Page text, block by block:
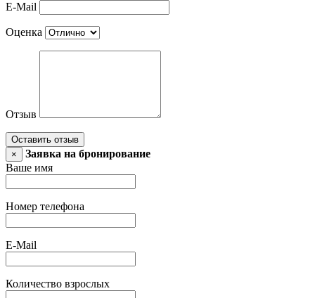
E-Mail
Оценка
Отзыв
Оставить отзыв
×
Заявка на бронирование
Ваше имя
Номер телефона
E-Mail
Количество взрослых